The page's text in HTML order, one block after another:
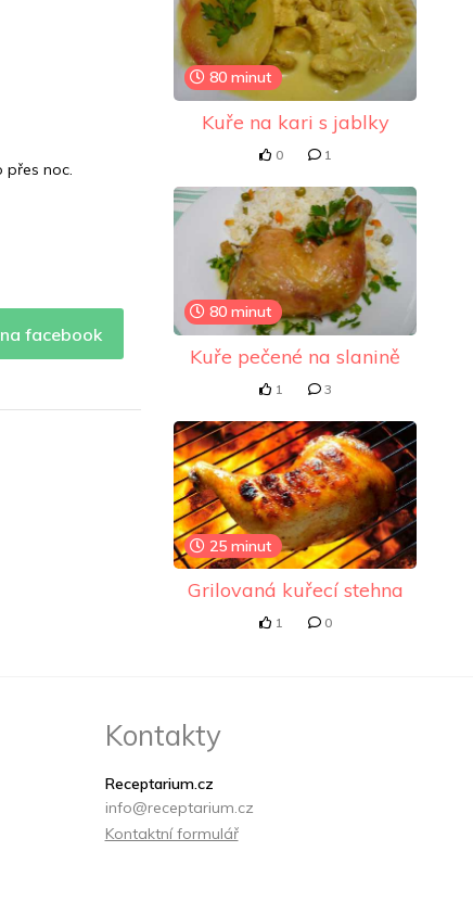
přes noc.
facebook
80 minut
Kuře na kari s jablky
0 1
80 minut
Kuře pečené na slanině
1 3
25 minut
Grilovaná kuřecí stehna
1 0
Kontakty
Receptarium.cz
info@receptarium.cz
Kontaktní formulář